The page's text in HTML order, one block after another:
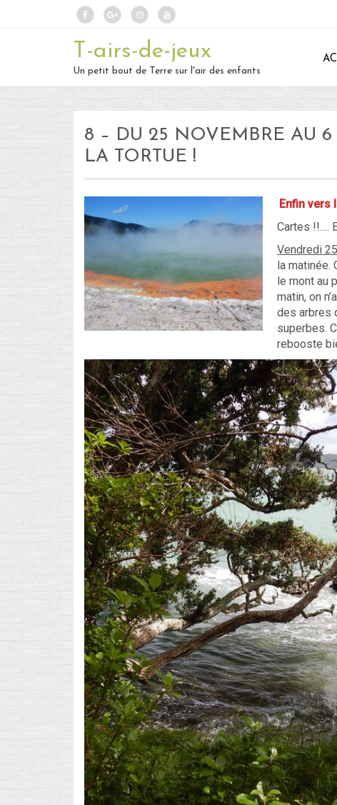
T-airs-de-jeux
Un petit bout de Terre sur l'air des enfants
8 – DU 25 NOVEMBRE AU 6
LA TORTUE !
Enfin vers
Cartes !!….
Vendredi
la matinée.
le mont au
matin, on
des arbres
superbes.
rebooste